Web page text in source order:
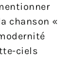
chanson «
ciels